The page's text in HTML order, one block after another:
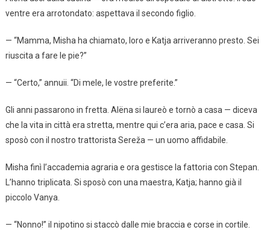
ventre era arrotondato: aspettava il secondo figlio.
— “Mamma, Misha ha chiamato, loro e Katja arriveranno presto. Sei
riuscita a fare le pie?”
— “Certo,” annuii. “Di mele, le vostre preferite.”
Gli anni passarono in fretta. Alëna si laureò e tornò a casa — diceva
che la vita in città era stretta, mentre qui c’era aria, pace e casa. Si
sposò con il nostro trattorista Sereža — un uomo affidabile.
Misha finì l’accademia agraria e ora gestisce la fattoria con Stepan.
L’hanno triplicata. Si sposò con una maestra, Katja; hanno già il
piccolo Vanya.
— “Nonno!” il nipotino si staccò dalle mie braccia e corse in cortile.